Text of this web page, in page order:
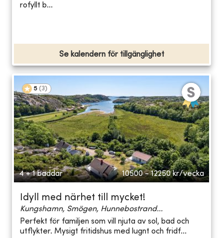
rofyllt b...
Se kalendern för tillgänglighet
5 (3)
4 + 1 bäddar 10500 - 12250 kr/vecka
Idyll med närhet till mycket!
Kungshamn, Smögen, Hunnebostrand...
Perfekt för familjen som vill njuta av sol, bad och
utflykter. Mysigt fritidshus med lugnt och fridf...